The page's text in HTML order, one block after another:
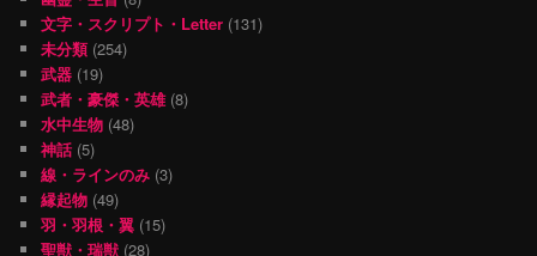
文字・スクリプト・Letter (131)
未分類(254)
武器 (19)
武者・豪傑・英雄(8)
水中生物 (48)
神話 (5)
線・ラインのみ (3)
縁起物 (49)
羽・羽根・翼 (15)
聖獣・瑞獣 (28)